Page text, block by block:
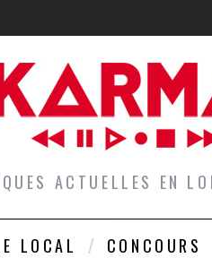
ACTUELLES EN
LOCAL CONCOURS